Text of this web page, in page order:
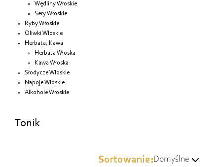
Wędliny Włoskie
Sery Włoskie
Ryby Włoskie
Oliwki Włoskie
Herbata, Kawa
Herbata Włoska
Kawa Włoska
Słodycze Włoskie
Napoje Włoskie
Alkohole Włoskie
Tonik
Sortowanie:Domyślne